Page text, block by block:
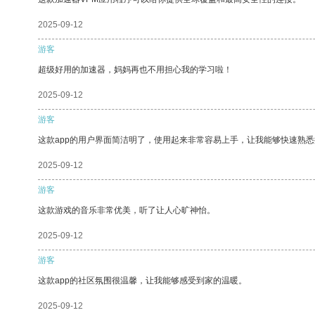
2025-09-12
游客
超级好用的加速器，妈妈再也不用担心我的学习啦！
2025-09-12
游客
这款app的用户界面简洁明了，使用起来非常容易上手，让我能够快速熟
2025-09-12
游客
这款游戏的音乐非常优美，听了让人心旷神怡。
2025-09-12
游客
这款app的社区氛围很温馨，让我能够感受到家的温暖。
2025-09-12